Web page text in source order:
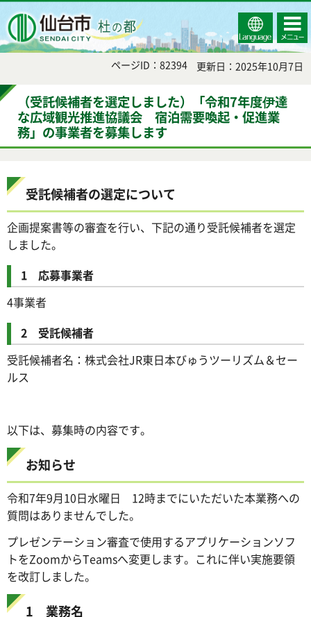
Select
Language
コンテ
ンツメ
ニュー
ページID：82394 更新日：2025年10月7日
（受託候補者を選定しました）「令和7年度伊達
な広域観光推進協議会 宿泊需要喚起・促進業
務」の事業者を募集します
受託候補者の選定について
企画提案書等の審査を行い、下記の通り受託候補者を選定
しました。
1 応募事業者
4事業者
2 受託候補者
受託候補者名：株式会社JR東日本びゅうツーリズム＆セー
ルス
以下は、募集時の内容です。
お知らせ
令和7年9月10日水曜日 12時までにいただいた本業務への
質問はありませんでした。
プレゼンテーション審査で使用するアプリケーションソフ
トをZoomからTeamsへ変更します。これに伴い実施要領
を改訂しました。
1 業務名